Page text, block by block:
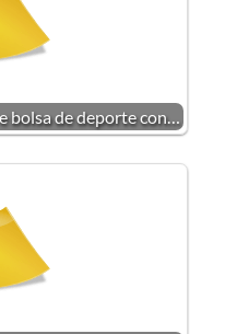
bolsa de deporte con…